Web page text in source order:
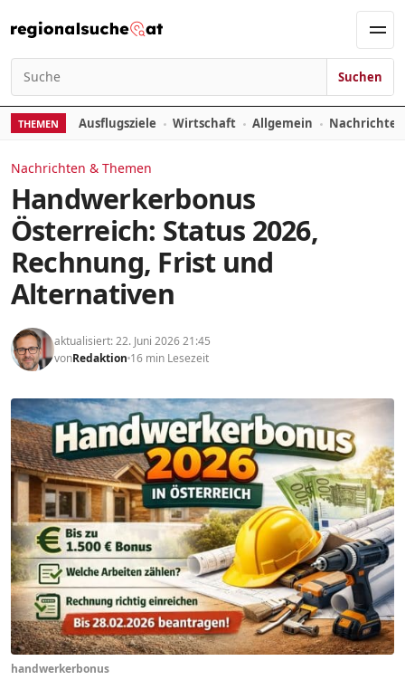
Suchen nach:
Suchen
THEMEN Ausflugsziele Wirtschaft Allgemein
Nachrichten & Themen
Handwerkerbonus
Österreich: Status 2026,
Rechnung, Frist und
Alternativen
aktualisiert: 22. Juni 2026 21:45
vonRedaktion 16 min Lesezeit
handwerkerbonus